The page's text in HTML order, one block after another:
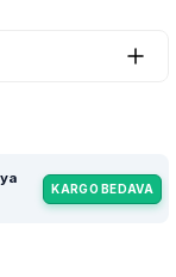
KARGO BEDAVA